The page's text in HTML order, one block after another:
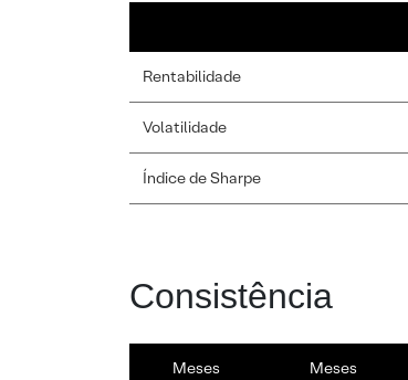
Rentabilidade
Volatilidade
Índice de Sharpe
Consistência
Meses
Meses